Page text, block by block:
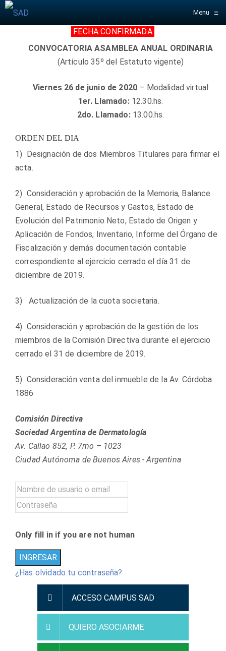
Menu ≡
FECHA CONFIRMADA
CONVOCATORIA ASAMBLEA ANUAL ORDINARIA
(Artículo 35º del Estatuto vigente)
Viernes 26 de junio de 2020 – Modalidad virtual
1er. Llamado:12.30.hs.
2do. Llamado:13.00.hs.
ORDEN DEL DIA
1) Designación de dos Miembros Titulares para firmar el
acta.
2) Consideración y aprobación de la Memoria, Balance
General, Estado de Recursos y Gastos, Estado de
Evolución del Patrimonio Neto, Estado de Origen y
Aplicación de Fondos, Inventario, Informe del Órgano de
Fiscalización y demás documentación contable
correspondiente al ejercicio cerrado el día 31 de
diciembre de 2019.
3) Actualización de la cuota societaria.
4) Consideración y aprobación de la gestión de los
miembros de la Comisión Directiva durante el ejercicio
cerrado el 31 de diciembre de 2019.
5) Consideración venta del inmueble de la Av. Córdoba
1886
Comisión Directiva
Sociedad Argentina de Dermatología
Av. Callao 852, P. 7mo – 1023
Ciudad Autónoma de Buenos Aires - Argentina
Only fill in if you are not human
¿Has olvidado tu contraseña?
ACCESO CAMPUS SAD
QUIERO ASOCIARME